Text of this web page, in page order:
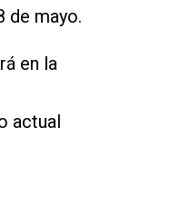
de mayo.
en la
actual